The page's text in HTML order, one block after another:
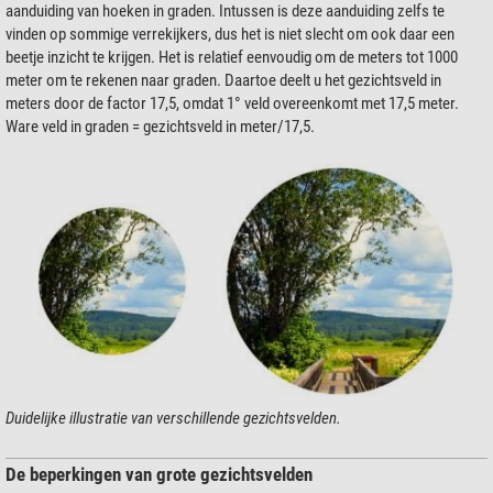
aanduiding van hoeken in graden. Intussen is deze aanduiding zelfs te
vinden op sommige verrekijkers, dus het is niet slecht om ook daar een
beetje inzicht te krijgen. Het is relatief eenvoudig om de meters tot 1000
meter om te rekenen naar graden. Daartoe deelt u het gezichtsveld in
meters door de factor 17,5, omdat 1° veld overeenkomt met 17,5 meter.
Ware veld in graden = gezichtsveld in meter/17,5.
Duidelijke illustratie van verschillende gezichtsvelden.
De beperkingen van grote gezichtsvelden